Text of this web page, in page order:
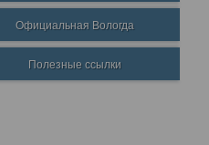
Официальная Вологда
Полезные ссылки